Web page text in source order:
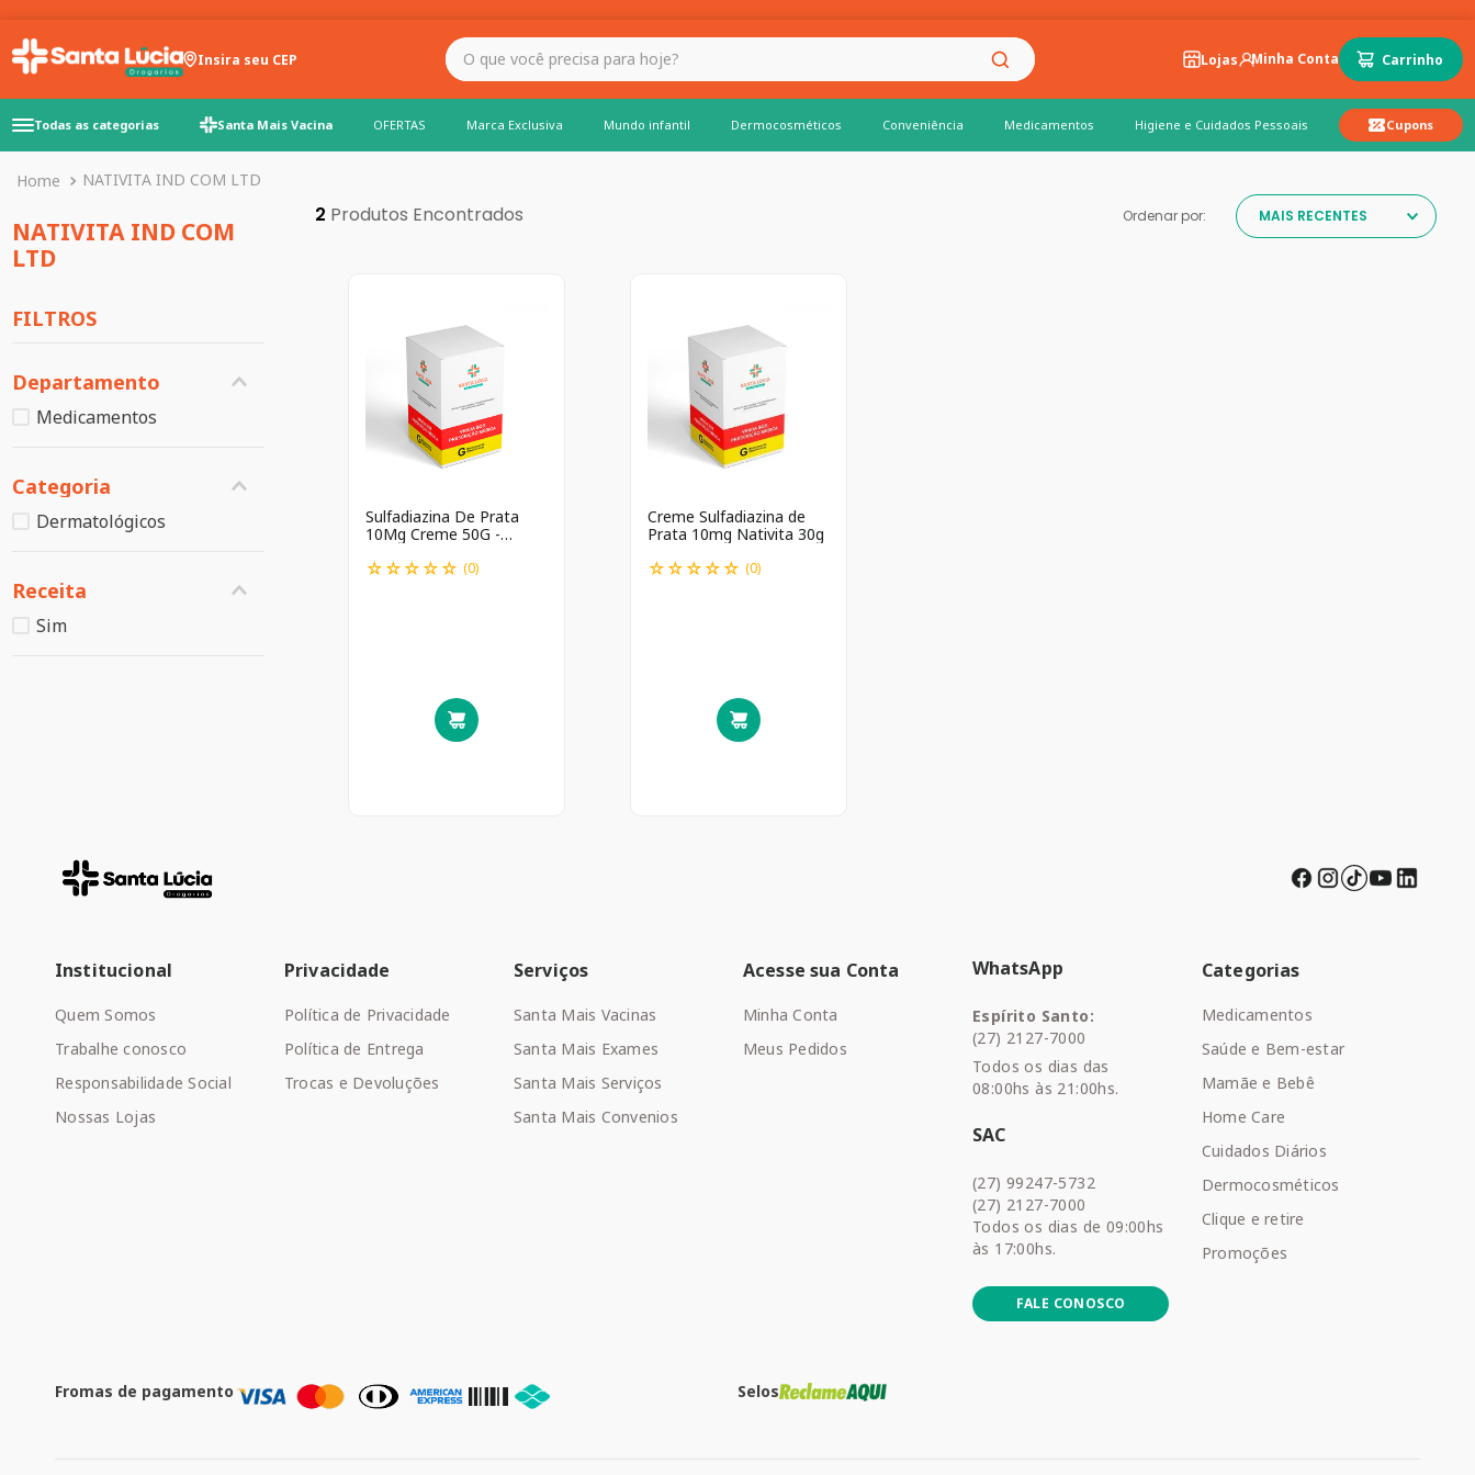
Insira seu CEP
O que você precisa para hoje?
Lojas
Todas as categorias Santa Mais Vacina OFERTAS Marca Exclusiva Mundo infantil Dermocosméticos Conveniência Medicamentos Higiene e Cuidados Pessoais Cupons
NATIVITA IND COM LTD
NATIVITA IND COM
LTD
FILTROS
Departamento
Medicamentos
Categoria
Dermatológicos
Receita
Sim
2 Ordenar por: MAIS RECENTES
Sulfadiazina De Prata
10Mg Creme 50G -
☆☆☆☆☆ (0)
Creme Sulfadiazina de
Prata 10mg Nativita 30g
☆☆☆☆☆ (0)
Institucional
Quem Somos
Trabalhe conosco
Responsabilidade Social
Nossas Lojas
Privacidade
Política de Privacidade
Política de Entrega
Trocas e Devoluções
Serviços
Santa Mais Vacinas
Santa Mais Exames
Santa Mais Serviços
Santa Mais Convenios
Acesse sua Conta
Minha Conta
Meus Pedidos
WhatsApp
Espírito Santo:
(27) 2127-7000
Todos os dias das
08:00hs às 21:00hs.
SAC
(27) 99247-5732
(27) 2127-7000
Todos os dias de 09:00hs
às 17:00hs.
FALE CONOSCO
Categorias
Medicamentos
Saúde e Bem-estar
Mamãe e Bebê
Home Care
Cuidados Diários
Dermocosméticos
Clique e retire
Promoções
Fromas de pagamento Selos